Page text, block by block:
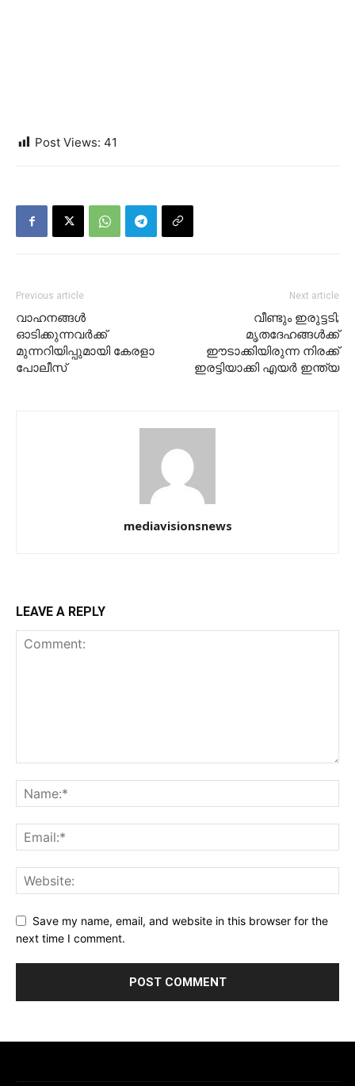
Post Views: 41
Previous article
വാഹനങ്ങള്‍
ഓടിക്കുന്നവര്‍ക്ക്
മുന്നറിയിപ്പുമായി കേരളാ
പോലീസ്
Next article
വീണ്ടും ഇരുട്ടടി;
മൃതദേഹങ്ങൾക്ക്
ഈടാക്കിയിരുന്ന നിരക്ക്
ഇരട്ടിയാക്കി എയർ ഇന്ത്യ
mediavisionsnews
LEAVE A REPLY
Save my name, email, and website in this browser for the
next time I comment.